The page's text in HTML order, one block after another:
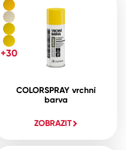
COLORSPRAY vrchní
barva
ZOBRAZIT
+30